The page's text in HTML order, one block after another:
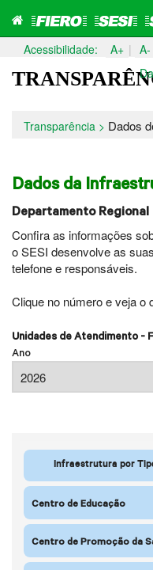
Acessibilidade:
Pular
Para O
Pular
Para
A+ | A-
Transparência > Dados
Dados da
Departamento Regional
Confira as informações
o SESI desenvolve as
telefone e responsáveis.
Clique no número e veja o
Unidades de Atendimento -
Ano
Infraestrutura por
Centro de Educação
Centro de Promoção da